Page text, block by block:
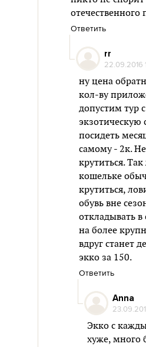
отечественного
Ответить
rr
22.09.2016
ну цена
кол-ву
допустим тур
экзотическую
посидеть
самому - 2к.
крутиться.
кошельке
крутиться,
обувь вне
откладывать
на более
вдруг станет
экко за 150.
Ответить
Anna
Экко с
хуже, много